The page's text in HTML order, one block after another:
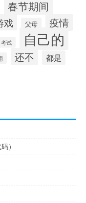
春节期间
戏 父母 疫情
考试 自己的
还不 都是
）